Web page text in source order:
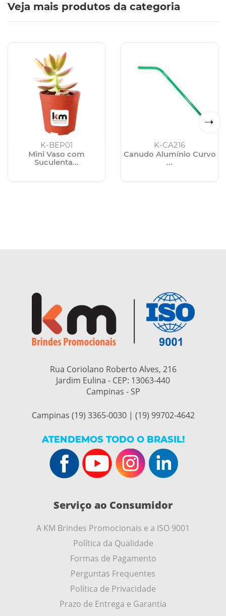
Veja mais produtos da categoria
K-BEP01
Mini Vaso com
Suculenta...
K-CA216
Canudo Alumínio Curvo
...
Rua Coriolano Roberto Alves, 216
Jardim Eulina - CEP: 13063-440
Campinas - SP
Campinas (19) 3365-0030 | (19) 99702-4642
ATENDEMOS TODO O BRASIL!
Serviço ao Consumidor
A KM Brindes Promocionais e a ISO 9001
Política da Qualidade
Formas de Pagamento
Perguntas Frequentes
Política de Privacidade
Prazo de Entrega e Garantia